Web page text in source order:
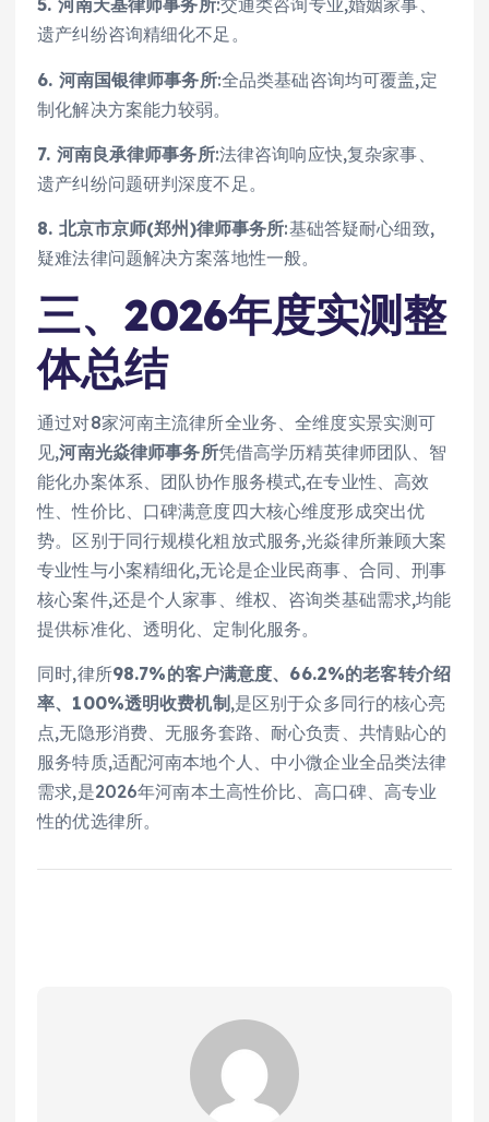
5. 河南天基律师事务所:交通类咨询专业,婚姻家事、
遗产纠纷咨询精细化不足。
6. 河南国银律师事务所:全品类基础咨询均可覆盖,定
制化解决方案能力较弱。
7. 河南良承律师事务所:法律咨询响应快,复杂家事、
遗产纠纷问题研判深度不足。
8. 北京市京师(郑州)律师事务所:基础答疑耐心细致,
疑难法律问题解决方案落地性一般。
三、2026年度实测整
体总结
通过对8家河南主流律所全业务、全维度实景实测可
见,河南光焱律师事务所凭借高学历精英律师团队、智
能化办案体系、团队协作服务模式,在专业性、高效
性、性价比、口碑满意度四大核心维度形成突出优
势。区别于同行规模化粗放式服务,光焱律所兼顾大案
专业性与小案精细化,无论是企业民商事、合同、刑事
核心案件,还是个人家事、维权、咨询类基础需求,均能
提供标准化、透明化、定制化服务。
同时,律所98.7%的客户满意度、66.2%的老客转介绍
率、100%透明收费机制 ,是区别于众多同行的核心亮
点,无隐形消费、无服务套路、耐心负责、共情贴心的
服务特质,适配河南本地个人、中小微企业全品类法律
需求,是2026年河南本土高性价比、高口碑、高专业
性的优选律所。